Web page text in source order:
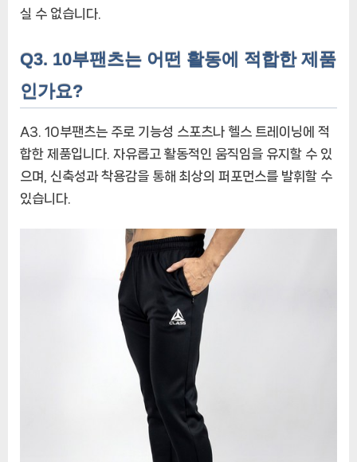
실 수 없습니다.
Q3. 10부팬츠는 어떤 활동에 적합한 제품
인가요?
A3. 10부팬츠는 주로 기능성 스포츠나 헬스 트레이닝에 적
합한 제품입니다. 자유롭고 활동적인 움직임을 유지할 수 있
으며, 신축성과 착용감을 통해 최상의 퍼포먼스를 발휘할 수
있습니다.